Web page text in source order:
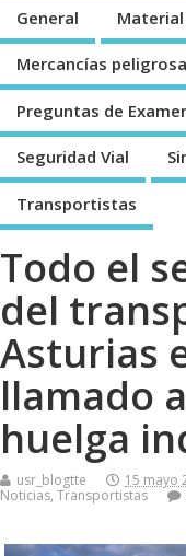
General
Mercancí­as
Preguntas de
Seguridad Vial
Transportistas
Todo el
del
Asturias
llamado
huelga
usr_blogtte 15 mayo
Noticias, Transportistas